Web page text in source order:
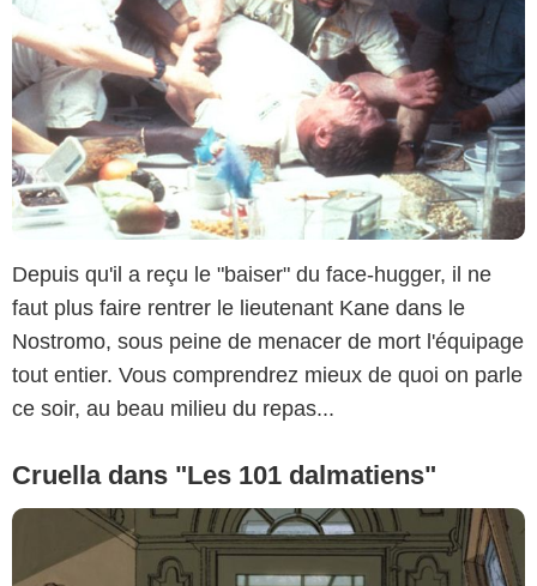
Depuis qu'il a reçu le "baiser" du face-hugger, il ne
faut plus faire rentrer le lieutenant Kane dans le
Nostromo, sous peine de menacer de mort l'équipage
tout entier. Vous comprendrez mieux de quoi on parle
ce soir, au beau milieu du repas...
Cruella dans "Les 101 dalmatiens"